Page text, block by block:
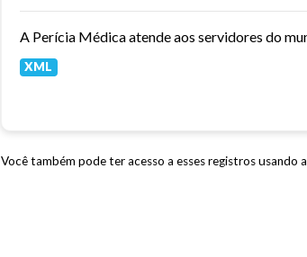
XML
Você também pode ter acesso a esses registros usando a